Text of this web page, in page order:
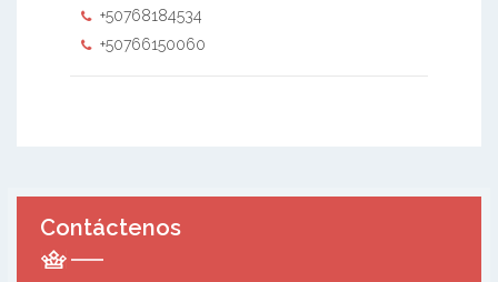
+50768184534
+50766150060
Contáctenos